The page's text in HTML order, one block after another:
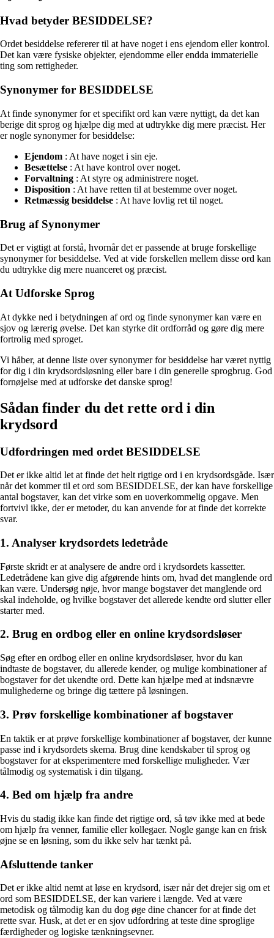
Hvad betyder BESIDDELSE?
Ordet besiddelse refererer til at have noget i ens ejendom eller kontrol.
Det kan være fysiske objekter, ejendomme eller endda immaterielle
ting som rettigheder.
Synonymer for BESIDDELSE
At finde synonymer for et specifikt ord kan være nyttigt, da det kan
berige dit sprog og hjælpe dig med at udtrykke dig mere præcist. Her
er nogle synonymer for besiddelse:
Ejendom : At have noget i sin eje.
Besættelse : At have kontrol over noget.
Forvaltning : At styre og administrere noget.
Disposition : At have retten til at bestemme over noget.
Retmæssig besiddelse : At have lovlig ret til noget.
Brug af Synonymer
Det er vigtigt at forstå, hvornår det er passende at bruge forskellige
synonymer for besiddelse. Ved at vide forskellen mellem disse ord kan
du udtrykke dig mere nuanceret og præcist.
At Udforske Sprog
At dykke ned i betydningen af ord og finde synonymer kan være en
sjov og lærerig øvelse. Det kan styrke dit ordforråd og gøre dig mere
fortrolig med sproget.
Vi håber, at denne liste over synonymer for besiddelse har været nyttig
for dig i din krydsordsløsning eller bare i din generelle sprogbrug. God
fornøjelse med at udforske det danske sprog!
Sådan finder du det rette ord i din
krydsord
Udfordringen med ordet BESIDDELSE
Det er ikke altid let at finde det helt rigtige ord i en krydsordsgåde. Især
når det kommer til et ord som BESIDDELSE, der kan have forskellige
antal bogstaver, kan det virke som en uoverkommelig opgave. Men
fortvivl ikke, der er metoder, du kan anvende for at finde det korrekte
svar.
1. Analyser krydsordets ledetråde
Første skridt er at analysere de andre ord i krydsordets kassetter.
Ledetrådene kan give dig afgørende hints om, hvad det manglende ord
kan være. Undersøg nøje, hvor mange bogstaver det manglende ord
skal indeholde, og hvilke bogstaver det allerede kendte ord slutter eller
starter med.
2. Brug en ordbog eller en online krydsordsløser
Søg efter en ordbog eller en online krydsordsløser, hvor du kan
indtaste de bogstaver, du allerede kender, og mulige kombinationer af
bogstaver for det ukendte ord. Dette kan hjælpe med at indsnævre
mulighederne og bringe dig tættere på løsningen.
3. Prøv forskellige kombinationer af bogstaver
En taktik er at prøve forskellige kombinationer af bogstaver, der kunne
passe ind i krydsordets skema. Brug dine kendskaber til sprog og
bogstaver for at eksperimentere med forskellige muligheder. Vær
tålmodig og systematisk i din tilgang.
4. Bed om hjælp fra andre
Hvis du stadig ikke kan finde det rigtige ord, så tøv ikke med at bede
om hjælp fra venner, familie eller kollegaer. Nogle gange kan en frisk
øjne se en løsning, som du ikke selv har tænkt på.
Afsluttende tanker
Det er ikke altid nemt at løse en krydsord, især når det drejer sig om et
ord som BESIDDELSE, der kan variere i længde. Ved at være
metodisk og tålmodig kan du dog øge dine chancer for at finde det
rette svar. Husk, at det er en sjov udfordring at teste dine sproglige
færdigheder og logiske tænkningsevner.